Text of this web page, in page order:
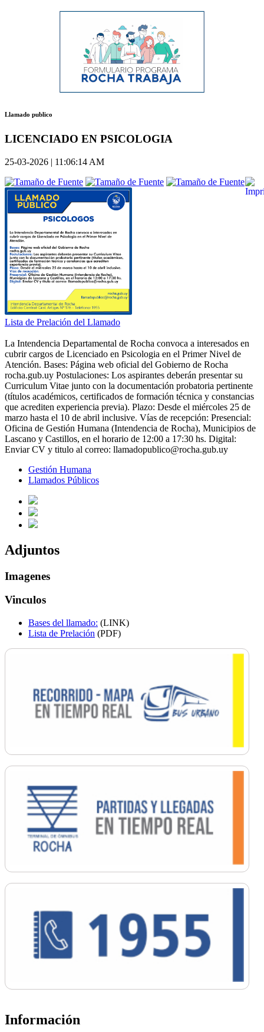
Llamado publico
LICENCIADO EN PSICOLOGIA
25-03-2026 | 11:06:14 AM
Lista de Prelación del Llamado
La Intendencia Departamental de Rocha convoca a interesados en
cubrir cargos de Licenciado en Psicologia en el Primer Nivel de
Atención. Bases: Página web oficial del Gobierno de Rocha
rocha.gub.uy Postulaciones: Los aspirantes deberán presentar su
Curriculum Vitae junto con la documentación probatoria pertinente
(títulos académicos, certificados de formación técnica y constancias
que acrediten experiencia previa). Plazo: Desde el miércoles 25 de
marzo hasta el 10 de abril inclusive. Vías de recepción: Presencial:
Oficina de Gestión Humana (Intendencia de Rocha), Municipios de
Lascano y Castillos, en el horario de 12:00 a 17:30 hs. Digital:
Enviar CV y titulo al correo: llamadopublico@rocha.gub.uy
Gestión Humana
Llamados Públicos
Adjuntos
Imagenes
Vinculos
Bases del llamado: (LINK)
Lista de Prelación (PDF)
Información